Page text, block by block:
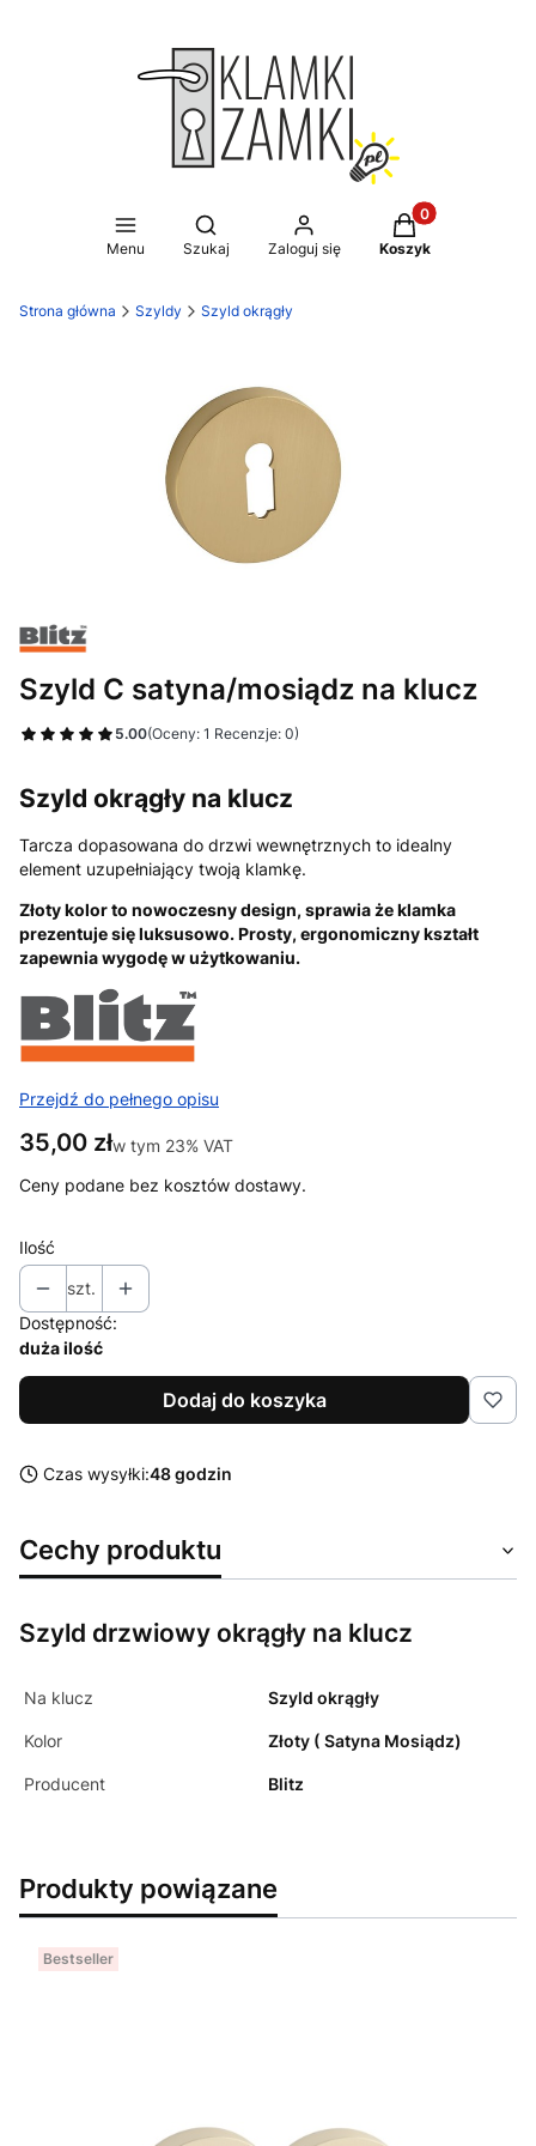
Menu
Otwórz wyszukiwarkę
Szukaj Zaloguj się
Produkty w
Koszyk
Strona główna Szyldy Szyld okrągły
Szyld C satyna/mosiądz na klucz
5.00(Oceny: 1 Recenzje: 0)
Szyld okrągły na klucz
Tarcza dopasowana do drzwi wewnętrznych to idealny
element uzupełniający twoją klamkę.
Złoty kolor to nowoczesny design, sprawia że klamka
prezentuje się luksusowo. Prosty, ergonomiczny kształt
zapewnia wygodę w użytkowaniu.
Przejdź do pełnego opisu
Cena
35,00 złw tym 23% VAT
w tym 23% VAT
Ceny podane bez kosztów dostawy.
Ilość
szt.
Dostępność:
duża ilość
Dodaj do koszyka
Czas wysyłki:48 godzin
Cechy produktu
Szyld drzwiowy okrągły na klucz
Na klucz Szyld okrągły
Kolor Złoty ( Satyna Mosiądz)
Producent Blitz
Produkty powiązane
Bestseller